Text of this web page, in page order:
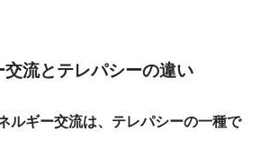
交流とテレパシーの違い
ルギー交流は、テレパシーの一種で